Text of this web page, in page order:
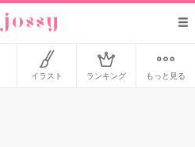
イラスト ランキング もっと見る